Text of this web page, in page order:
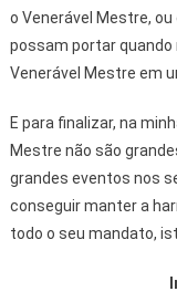
o Venerável Mestre,
possam portar
Venerável Mestre em
E para finalizar, na
Mestre não são
grandes eventos nos
conseguir manter a
todo o seu mandato,